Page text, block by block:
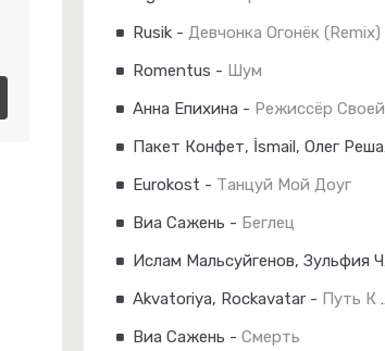
Rusik - Девчонка Огонёк (Remix)
Romentus - Шум
Анна Епихина - Режиссёр Своей Драмы
Пакет Конфет, İsmail, Олег Решает
Eurokost - Танцуй Мой Доуг
Виа Сажень - Беглец
Ислам Мальсуйгенов, Зульфия Чотчаева
Akvatoriya, Rockavatar - Путь К Богу (Ария Из Рок-Оперы "Кровавый Пульс")
Виа Сажень - Смерть